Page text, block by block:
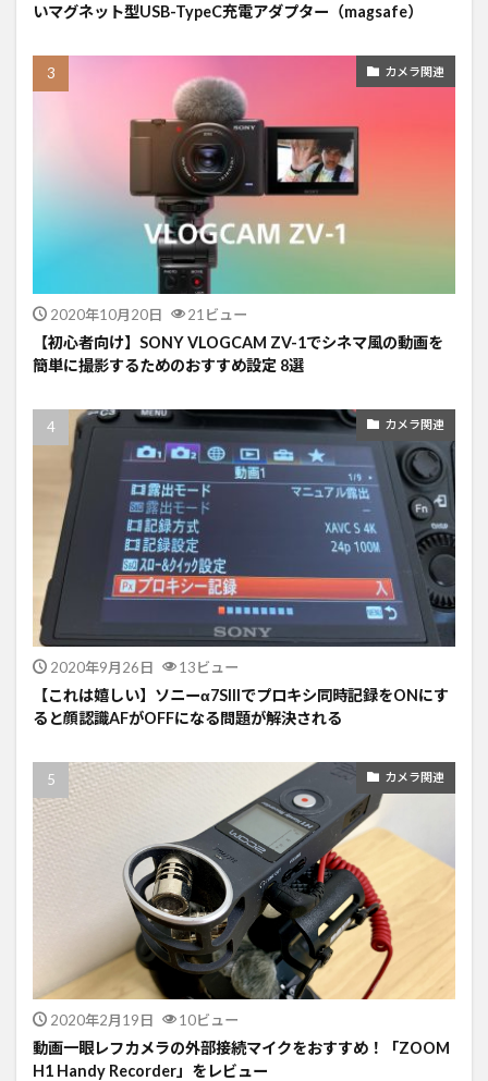
いマグネット型USB-TypeC充電アダプター（magsafe）
カメラ関連
2020年10月20日 21ビュー
【初心者向け】SONY VLOGCAM ZV-1でシネマ風の動画を
簡単に撮影するためのおすすめ設定 8選
カメラ関連
2020年9月26日 13ビュー
【これは嬉しい】ソニーα7SIIIでプロキシ同時記録をONにす
ると顔認識AFがOFFになる問題が解決される
カメラ関連
2020年2月19日 10ビュー
動画一眼レフカメラの外部接続マイクをおすすめ！「ZOOM
H1 Handy Recorder」をレビュー